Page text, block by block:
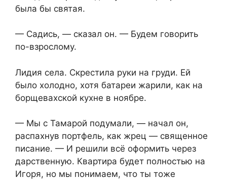
была бы святая.
— Садись, — сказал он. — Будем говорить
по-взрослому.
Лидия села. Скрестила руки на груди. Ей
было холодно, хотя батареи жарили, как на
борщевахской кухне в ноябре.
— Мы с Тамарой подумали, — начал он,
распахнув портфель, как жрец — священное
писание. — И решили всё оформить через
дарственную. Квартира будет полностью на
Игоря, но мы понимаем, что ты тоже